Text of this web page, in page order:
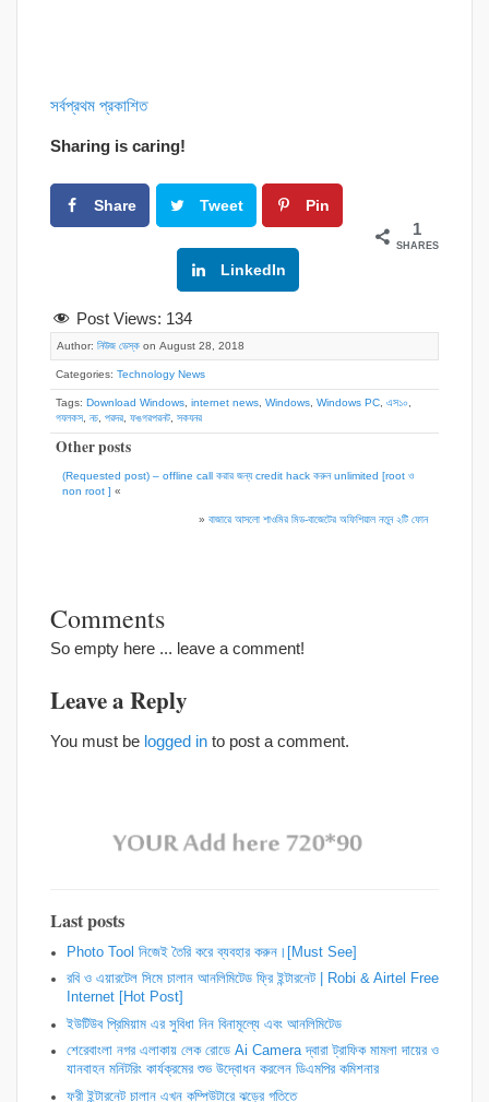
সর্বপ্রথম প্রকাশিত
Sharing is caring!
Share Tweet Pin
LinkedIn
1
SHARES
Post Views: 134
Author: নিউজ ডেস্ক on August 28, 2018
Categories: Technology News
Tags: Download Windows, internet news, Windows, Windows PC, এস১০,
গযলকস, নচ, পরদর, ফঙগরপরনট, সকযনর
Other posts
(Requested post) – offline call করার জন্য credit hack করুন unlimited [root ও
non root ] «
» বাজারে আসলো শাওমির মিড-বাজেটের অফিশিয়াল নতুন ২টি ফোন
Comments
So empty here ... leave a comment!
Leave a Reply
You must be logged in to post a comment.
Last posts
Photo Tool নিজেই তৈরি করে ব্যবহার করুন।[Must See]
রবি ও এয়ারটেল সিমে চালান আনলিমিটেড ফ্রি ইন্টারনেট | Robi & Airtel Free
Internet [Hot Post]
ইউটিউব প্রিমিয়াম এর সুবিধা নিন বিনামূল্যে এবং আনলিমিটেড
শেরেবাংলা নগর এলাকায় লেক রোডে Ai Camera দ্বারা ট্রাফিক মামলা দায়ের ও
যানবাহন মনিটরিং কার্যক্রমের শুভ উদ্বোধন করলেন ডিএমপির কমিশনার
ফ্রী ইন্টারনেট চালান এখন কম্পিউটারে ঝড়ের গতিতে